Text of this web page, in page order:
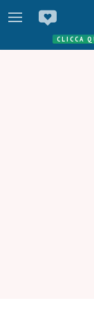
CLICCA